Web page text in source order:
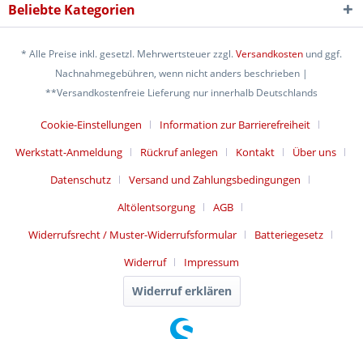
Beliebte Kategorien
* Alle Preise inkl. gesetzl. Mehrwertsteuer zzgl.Versandkosten und ggf.
Nachnahmegebühren, wenn nicht anders beschrieben |
**Versandkostenfreie Lieferung nur innerhalb Deutschlands
Cookie-Einstellungen
Information zur Barrierefreiheit
Werkstatt-Anmeldung
Rückruf anlegen Kontakt
Über uns
Datenschutz
Versand und Zahlungsbedingungen
Altölentsorgung
AGB
Widerrufsrecht / Muster-Widerrufsformular
Batteriegesetz
Widerruf
Impressum
Widerruf erklären